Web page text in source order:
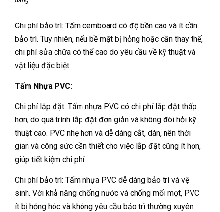
Chi phí bảo trì: Tấm cemboard có độ bền cao và ít cần
bảo trì. Tuy nhiên, nếu bề mặt bị hỏng hoặc cần thay thế,
chi phí sửa chữa có thể cao do yêu cầu về kỹ thuật và
vật liệu đặc biệt.
Tấm Nhựa PVC:
Chi phí lắp đặt: Tấm nhựa PVC có chi phí lắp đặt thấp
hơn, do quá trình lắp đặt đơn giản và không đòi hỏi kỹ
thuật cao. PVC nhẹ hơn và dễ dàng cắt, dán, nên thời
gian và công sức cần thiết cho việc lắp đặt cũng ít hơn,
giúp tiết kiệm chi phí.
Chi phí bảo trì: Tấm nhựa PVC dễ dàng bảo trì và vệ
sinh. Với khả năng chống nước và chống mối mọt, PVC
ít bị hỏng hóc và không yêu cầu bảo trì thường xuyên.